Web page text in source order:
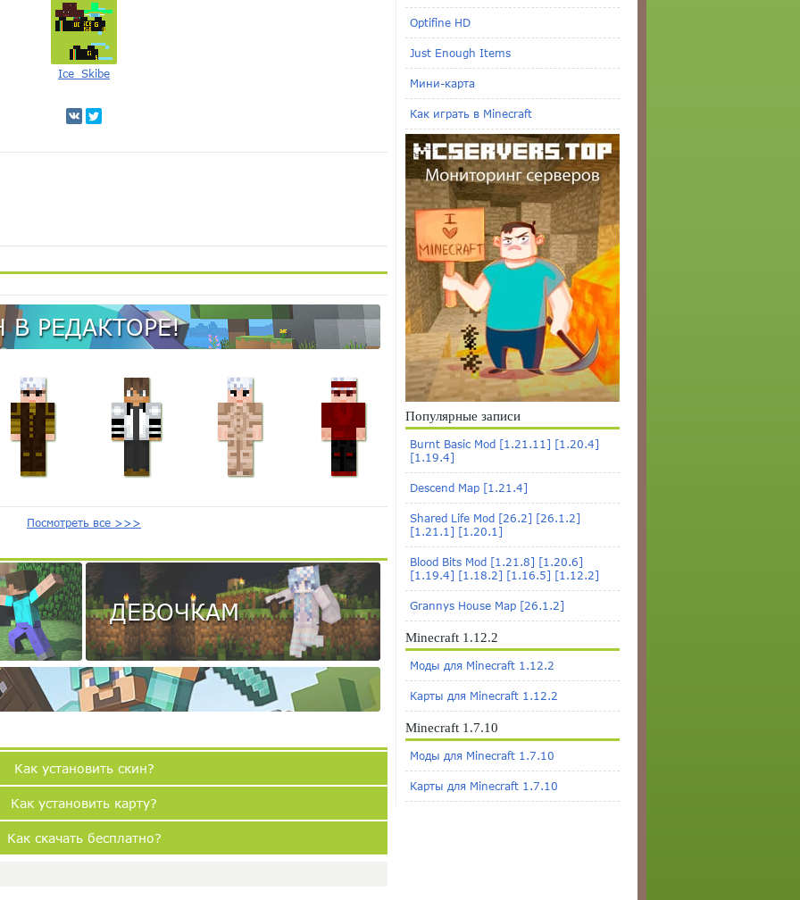
Ice_Skibe
В РЕДАКТОРЕ!
Посмотреть все >>>
ДЕВОЧКАМ
Как установить скин?
Как установить карту?
Как скачать бесплатно?
Optifine HD
Just Enough Items
Мини-карта
Как играть в Minecraft
Популярные записи
Burnt Basic Mod [1.21.11] [1.20.4]
[1.19.4]
Descend Map [1.21.4]
Shared Life Mod [26.2] [26.1.2]
[1.21.1] [1.20.1]
Blood Bits Mod [1.21.8] [1.20.6]
[1.19.4] [1.18.2] [1.16.5] [1.12.2]
Grannys House Map [26.1.2]
Minecraft 1.12.2
Моды для Minecraft 1.12.2
Карты для Minecraft 1.12.2
Minecraft 1.7.10
Моды для Minecraft 1.7.10
Карты для Minecraft 1.7.10